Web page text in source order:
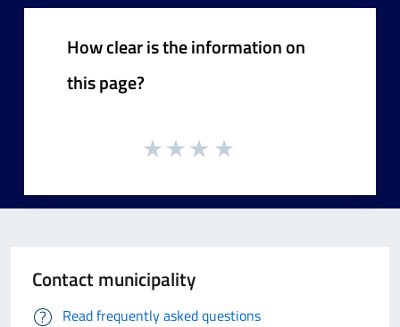
How clear is the information on
this page?
Contact municipality
Read frequently asked questions